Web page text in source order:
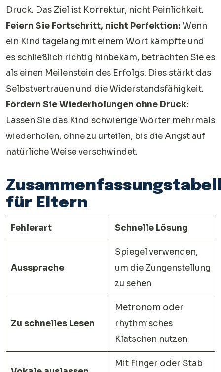
Druck. Das Ziel ist Korrektur, nicht Peinlichkeit.
Feiern Sie Fortschritt, nicht Perfektion: Wenn
ein Kind tagelang mit einem Wort kämpfte und
es schließlich richtig hinbekam, betrachten Sie es
als einen Meilenstein des Erfolgs. Dies stärkt das
Selbstvertrauen und die Widerstandsfähigkeit.
Fördern Sie Wiederholungen ohne Druck:
Lassen Sie das Kind schwierige Wörter mehrmals
wiederholen, ohne zu urteilen, bis die Angst auf
natürliche Weise verschwindet.
für Eltern
Fehlerart Schnelle Lösung
Aussprache
Spiegel verwenden,
um die Zungenstellung
zu sehen
Zu schnelles Lesen
Metronom oder
rhythmisches
Klatschen nutzen
Mit Finger oder Stab